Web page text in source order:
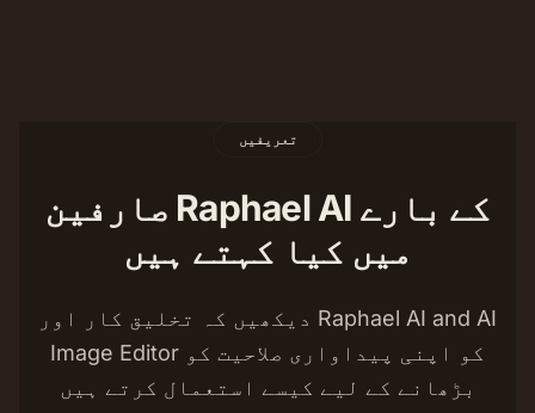
تعریفیں
صارفین Raphael AI کے بارے
میں کیا کہتے ہیں
دیکھیں کہ تخلیق کار اور Raphael AI and AI
Image Editor کو اپنی پیداواری صلاحیت کو
بڑھانے کے لیے کیسے استعمال کرتے ہیں
ماڈل کے ساتھ Raphael AI
Image Generator نے میری